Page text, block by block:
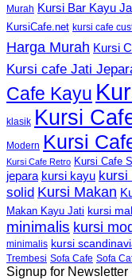
Murah Kursi Bar Kayu
KursiCafe.net kursi cafe
Harga Murah Kursi
Kursi cafe Jati
Cafe Kayu
klasik Kursi
Modern Kursi
Kursi Cafe Retro Kursi Cafe
jepara kursi kayu kursi
solid Kursi Makan
Makan Kayu Jati kursi
minimalis kursi
minimalis kursi
Trembesi Sofa Cafe Sofa
Signup for Newsletter